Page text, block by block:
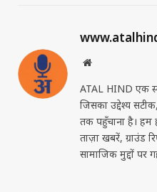
Website
ATAL HIND एक
जिसका उद्देश्य
तक पहुँचाना है। हम
ताज़ा खबरें, ग्राउंड
सामाजिक मुद्दों पर